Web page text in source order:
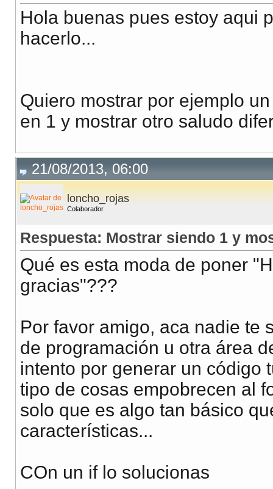
Hola buenas pues estoy aqui
hacerlo...
Quiero mostrar por ejemplo
en 1 y mostrar otro saludo
21/08/2013, 06:00
loncho_rojas
Colaborador
Respuesta: Mostrar siendo 1 y
Qué es esta moda de poner
gracias"???
Por favor amigo, aca nadie te
de programación u otra área
intento por generar un código
tipo de cosas empobrecen al
solo que es algo tan básico
características...
COn un if lo solucionas